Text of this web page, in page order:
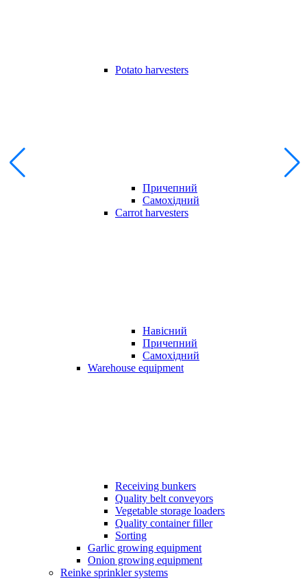
Potato harvesters
Причепний
Самохідний
Carrot harvesters
Навісний
Причепний
Самохідний
Warehouse equipment
Receiving bunkers
Quality belt conveyors
Vegetable storage loaders
Quality container filler
Sorting
Garlic growing equipment
Onion growing equipment
Reinke sprinkler systems